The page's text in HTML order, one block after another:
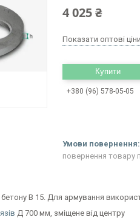
4 025 ₴
Показати оптові ціни
Купити
+380 (96) 578-05-05
повернення товару
B 15. Для армування
Д 700 мм, зміщене від центру